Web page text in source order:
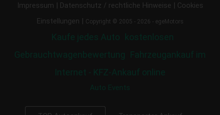
Impressum | Datenschutz / rechtliche Hinweise | Cookies
Einstellungen | Copyright © 2005 - 2026 - egeMotors
Kaufe jedes Auto kostenlosen
Gebrauchtwagenbewertung Fahrzeugankauf im
Internet - KFZ-Ankauf online
Auto Events